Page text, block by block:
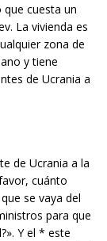
que cuesta un
La vivienda es
zona de
y tiene
de Ucrania a
de Ucrania a la
cuánto
se vaya del
para que
Y el * este